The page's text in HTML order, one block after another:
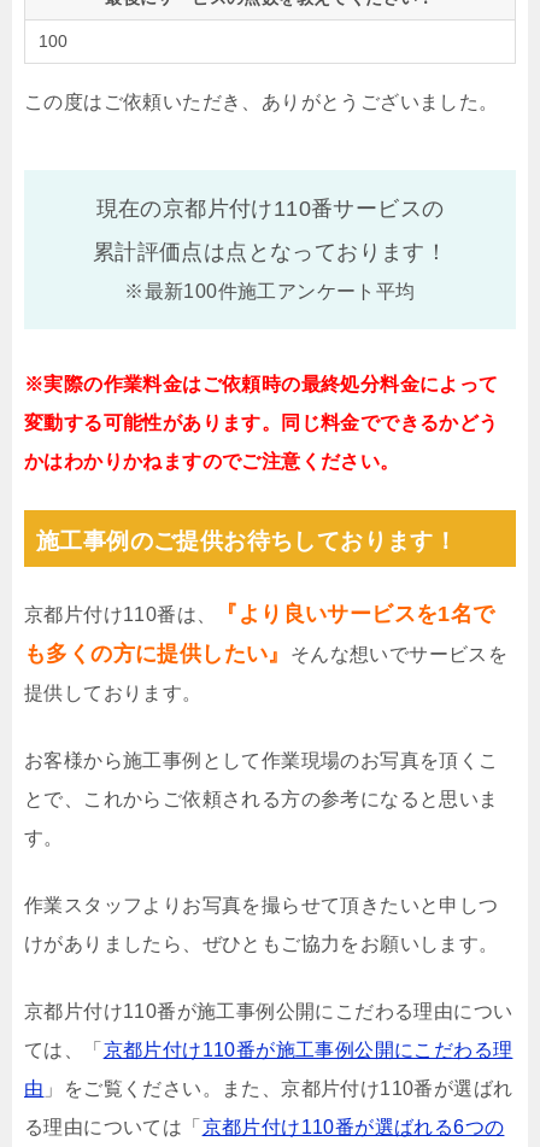
100
この度はご依頼いただき、ありがとうございました。
現在の京都片付け110番サービスの
累計評価点は点となっております！
※最新100件施工アンケート平均
※実際の作業料金はご依頼時の最終処分料金によって
変動する可能性があります。同じ料金でできるかどう
かはわかりかねますのでご注意ください。
施工事例のご提供お待ちしております！
京都片付け110番は、
『より良いサービスを1名で
も多くの方に提供したい』
そんな想いでサービスを
提供しております。
お客様から施工事例として作業現場のお写真を頂くこ
とで、これからご依頼される方の参考になると思いま
す。
作業スタッフよりお写真を撮らせて頂きたいと申しつ
けがありましたら、ぜひともご協力をお願いします。
京都片付け110番が施工事例公開にこだわる理由につい
ては、「 京都片付け110番が施工事例公開にこだわる理
由 」をご覧ください。また、京都片付け110番が選ばれ
る理由については「 京都片付け110番が選ばれる6つの